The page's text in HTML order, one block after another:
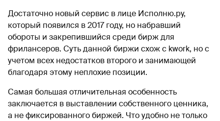
Достаточно новый сервис в лице Исполню.ру,
который появился в 2017 году, но набравший
обороты и закрепившийся среди бирж для
фрилансеров. Суть данной биржи схож с kwork, но с
учетом всех недостатков второго и занимающей
благодаря этому неплохие позиции.
Самая большая отличительная особенность
заключается в выставлении собственного ценника,
а не фиксированного биржей. Что удобно не только